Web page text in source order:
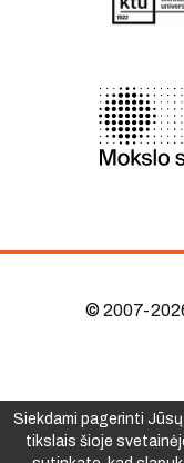
© 2007-
Siekdami pagerinti
tikslais šioje